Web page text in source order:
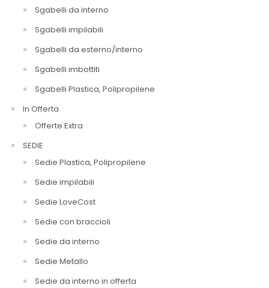
Sgabelli da interno
Sgabelli impilabili
Sgabelli da esterno/interno
Sgabelli imbottiti
Sgabelli Plastica, Polipropilene
In Offerta
Offerte Extra
SEDIE
Sedie Plastica, Polipropilene
Sedie impilabili
Sedie LoveCost
Sedie con braccioli
Sedie da interno
Sedie Metallo
Sedie da interno in offerta